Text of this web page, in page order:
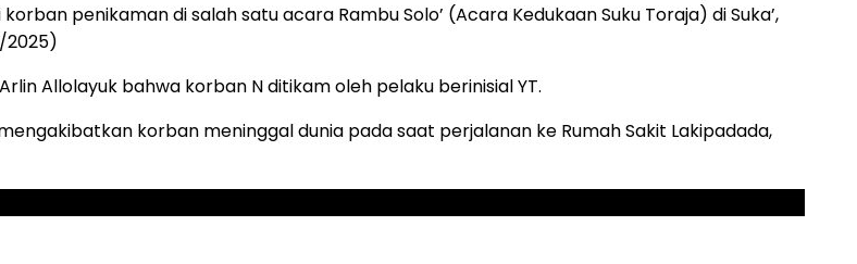
penikaman di salah satu acara Rambu Solo’ (Acara Kedukaan Suku Toraja) di Suka’,
2025)
Allolayuk bahwa korban N ditikam oleh pelaku berinisial YT.
korban meninggal dunia pada saat perjalanan ke Rumah Sakit Lakipadada,